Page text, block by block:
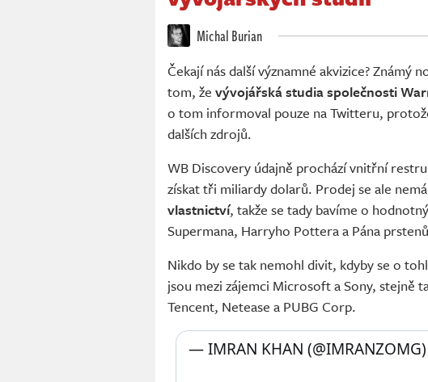
Michal Burian
Čekají nás další významné akvizice? Známý
tom, že vývojářská studia společnosti
o tom informoval pouze na Twitteru,
dalších zdrojů.
WB Discovery údajně prochází vnitřní
získat tři miliardy dolarů. Prodej se ale
vlastnictví, takže se tady bavíme o
Supermana, Harryho Pottera a Pána
Nikdo by se tak nemohl divit, kdyby se o
jsou mezi zájemci Microsoft a Sony, stejně
Tencent, Netease a PUBG Corp.
— IMRAN KHAN (@IMRANZOMG)